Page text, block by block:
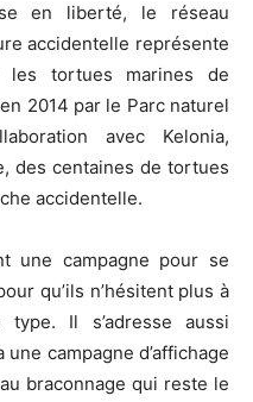
en liberté, le réseau
accidentelle représente
les tortues marines de
2014 par le Parc naturel
avec Kelonia,
des centaines de tortues
accidentelle.
une campagne pour se
qu’ils n’hésitent plus à
Il s’adresse aussi
campagne d’affichage
braconnage qui reste le